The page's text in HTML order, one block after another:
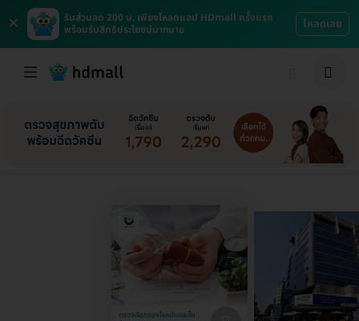
×
รับส่วนลด 200 บ. เพียงโหลดแอป HDmall ครั้งแรก
พร้อมรับสิทธิประโยชน์มากมาย
โหลดเลย